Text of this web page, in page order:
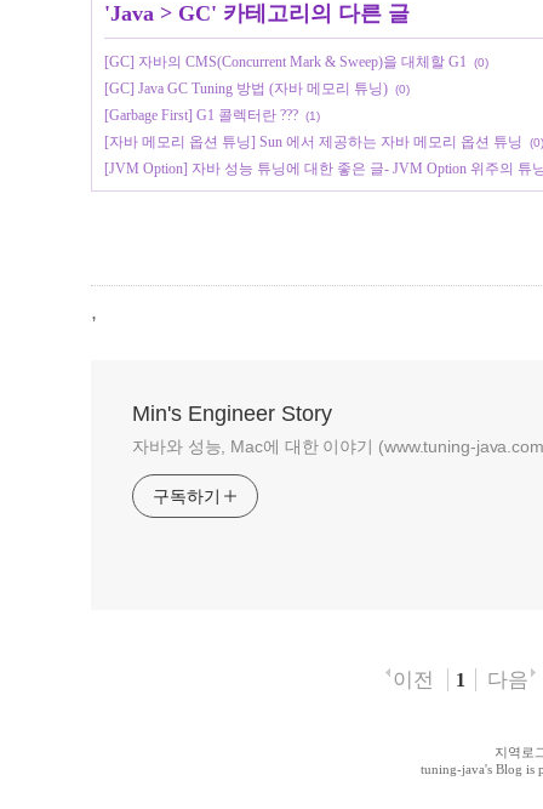
'Java > GC' 카테고리의 다른 글
[GC] 자바의 CMS(Concurrent Mark & Sweep)을 대체할 G1 (0)
[GC] Java GC Tuning 방법 (자바 메모리 튜닝) (0)
[Garbage First] G1 콜렉터란 ??? (1)
[자바 메모리 옵션 튜닝] Sun 에서 제공하는 자바 메모리 옵션 튜닝 (0)
[JVM Option] 자바 성능 튜닝에 대한 좋은 글- JVM Option 위주의 튜
,
Min's Engineer Story
자바와 성능, Mac에 대한 이야기 (www.tuning-
구독하기
이전 1 다음
지역로
tuning-java's Blog is